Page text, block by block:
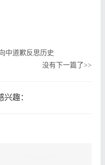
中道歉反思历史
没有下一篇了>>
趣：